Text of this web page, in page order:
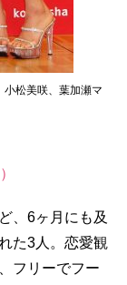
小松美咲、葉加瀬マ
、6ヶ月にも及
た3人。恋愛観
フリーでフー